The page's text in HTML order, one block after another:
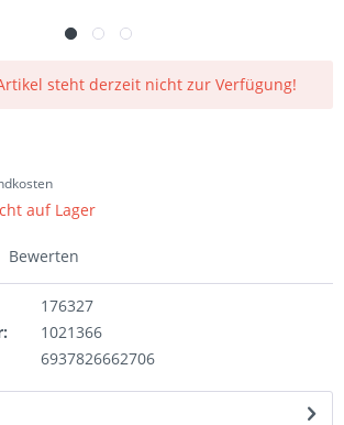
steht derzeit nicht zur Verfügung!
auf Lager
Bewerten
176327
1021366
6937826662706